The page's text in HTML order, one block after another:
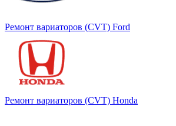
Ремонт вариаторов (CVT) Ford
Ремонт вариаторов (CVT) Honda